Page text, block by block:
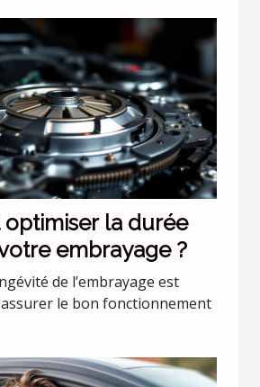
la durée
embrayage ?
de l’embrayage est
le bon fonctionnement